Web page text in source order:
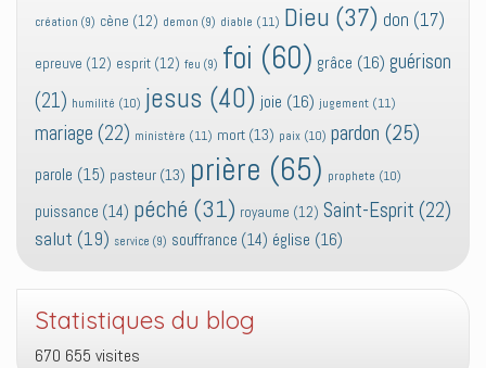
création (9) cène (12) demon (9) diable (11) Dieu (37) don (17)
epreuve (12) esprit (12) feu (9) foi (60) grâce (16) guérison
(21) humilité (10) jesus (40) joie (16) jugement (11)
mariage (22) ministère (11) mort (13) paix (10) pardon (25)
parole (15) pasteur (13) prière (65) prophete (10)
puissance (14) péché (31) royaume (12) Saint-Esprit (22)
salut (19) service (9) souffrance (14) église (16)
Statistiques du blog
670 655 visites